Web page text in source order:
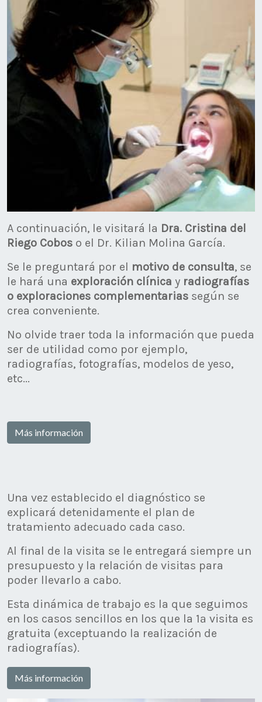
A continuación, le visitará la Dra. Cristina del
Riego Cobos o el Dr. Kilian Molina García.
Se le preguntará por el motivo de consulta, se
le hará una exploración clínica y radiografías
o exploraciones complementarias según se
crea conveniente.
No olvide traer toda la información que pueda
ser de utilidad como por ejemplo,
radiografías, fotografías, modelos de yeso,
etc...
Más información
Una vez establecido el diagnóstico se
explicará detenidamente el plan de
tratamiento adecuado cada caso.
Al final de la visita se le entregará siempre un
presupuesto y la relación de visitas para
poder llevarlo a cabo.
Esta dinámica de trabajo es la que seguimos
en los casos sencillos en los que la 1ª visita es
gratuita (exceptuando la realización de
radiografías).
Más información